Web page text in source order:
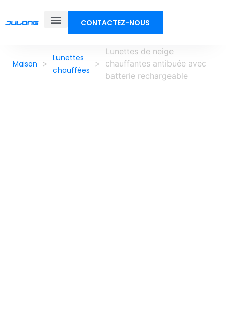
CONTACTEZ-NOUS
Maison >
Lunettes
chauffées
>
Lunettes de neige
chauffantes antibuée avec
batterie rechargeable